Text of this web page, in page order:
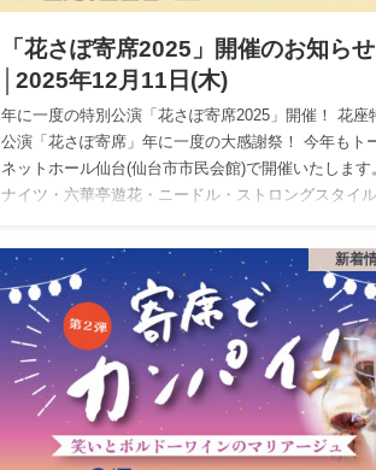
「花さぽ寄席2025」開催のお知らせ
│2025年12月11日(木)
年に一度の特別公演「花さぽ寄席2025」開催！ 花座
公演「花さぽ寄席」年に一度の大感謝祭！ 今年もト
ネットホール仙台(仙台市市民会館)で開催いたします
ナイツ・六華亭遊花・ニードル・ストロングスタイル
新着